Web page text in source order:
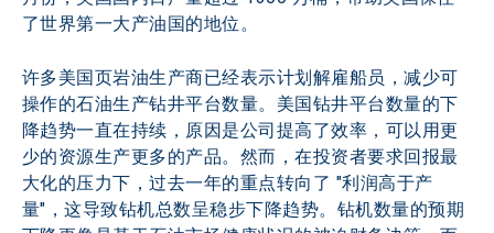
了世界第一大产油国的地位。
许多美国页岩油生产商已经表示计划解雇船员，减少可
操作的石油生产钻井平台数量。美国钻井平台数量的下
降趋势一直在持续，原因是公司提高了效率，可以用更
少的资源生产更多的产品。然而，在投资者要求回报最
大化的压力下，过去一年的重点转向了 "利润高于产
量"，这导致钻机总数呈稳步下降趋势。钻机数量的预期